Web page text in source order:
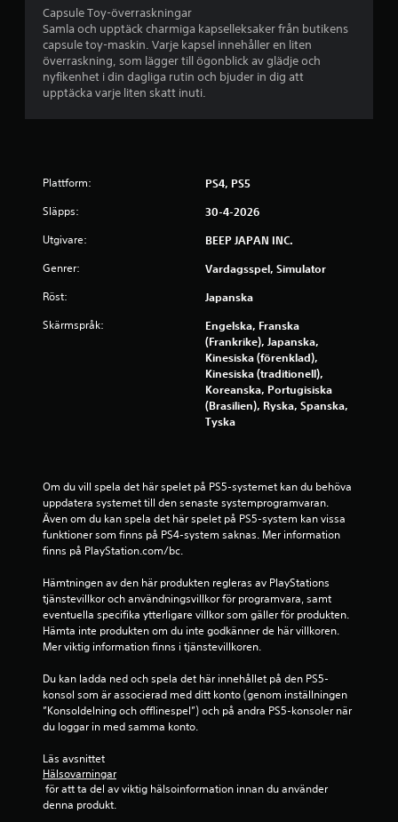
e
a
4
b
e
y
g
Capsule Toy-överraskningar
Samla och upptäck charmiga kapselleksaker från butikens
capsule toy-maskin. Varje kapsel innehåller en liten
överraskning, som lägger till ögonblick av glädje och
nyfikenhet i din dagliga rutin och bjuder in dig att
upptäcka varje liten skatt inuti.
Plattform: PS4, PS5
Släpps: 30-4-2026
Utgivare: BEEP JAPAN INC.
Genrer: Vardagsspel, Simulator
Röst: Japanska
Skärmspråk:
Engelska, Franska
(Frankrike), Japanska,
Kinesiska (förenklad),
Kinesiska (traditionell),
Koreanska, Portugisiska
(Brasilien), Ryska, Spanska,
Tyska
Om du vill spela det här spelet på PS5-systemet kan du behöva
uppdatera systemet till den senaste systemprogramvaran.
Även om du kan spela det här spelet på PS5-system kan vissa
funktioner som finns på PS4-system saknas. Mer information
finns på PlayStation.com/bc.
Hämtningen av den här produkten regleras av PlayStations
tjänstevillkor och användningsvillkor för programvara, samt
eventuella specifika ytterligare villkor som gäller för produkten.
Hämta inte produkten om du inte godkänner de här villkoren.
Mer viktig information finns i tjänstevillkoren.
Du kan ladda ned och spela det här innehållet på den PS5-
konsol som är associerad med ditt konto (genom inställningen
”Konsoldelning och offlinespel”) och på andra PS5-konsoler när
du loggar in med samma konto.
Läs avsnittet
Hälsovarningar
denna produkt.